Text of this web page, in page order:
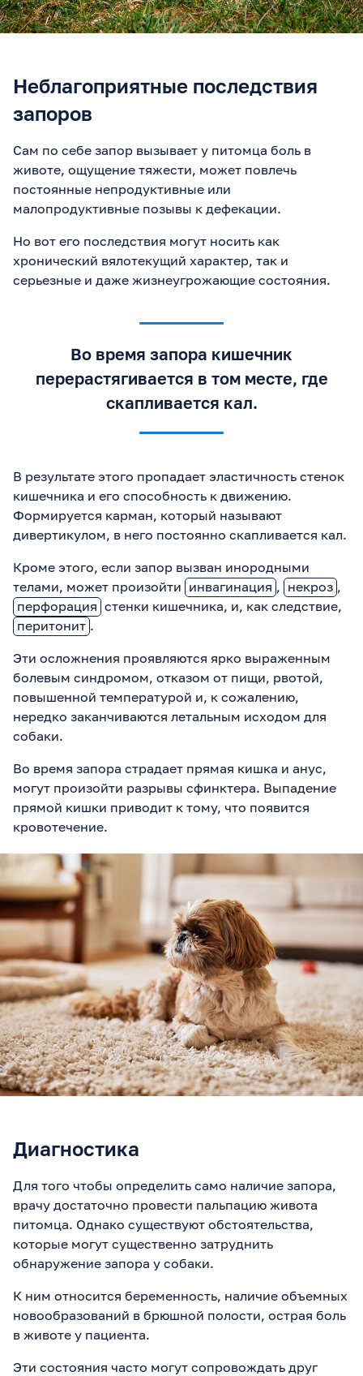
Неблагоприятные последствия
запоров
Сам по себе запор вызывает у питомца боль в
животе, ощущение тяжести, может повлечь
постоянные непродуктивные или
малопродуктивные позывы к дефекации.
Но вот его последствия могут носить как
хронический вялотекущий характер, так и
серьезные и даже жизнеугрожающие состояния.
Во время запора кишечник
перерастягивается в том месте, где
скапливается кал.
В результате этого пропадает эластичность стенок
кишечника и его способность к движению.
Формируется карман, который называют
дивертикулом, в него постоянно скапливается кал.
Кроме этого, если запор вызван инородными
телами, может произойти инвагинация , некроз ,
перфорация стенки кишечника, и, как следствие,
перитонит .
Эти осложнения проявляются ярко выраженным
болевым синдромом, отказом от пищи, рвотой,
повышенной температурой и, к сожалению,
нередко заканчиваются летальным исходом для
собаки.
Во время запора страдает прямая кишка и анус,
могут произойти разрывы сфинктера. Выпадение
прямой кишки приводит к тому, что появится
кровотечение.
Диагностика
Для того чтобы определить само наличие запора,
врачу достаточно провести пальпацию живота
питомца. Однако существуют обстоятельства,
которые могут существенно затруднить
обнаружение запора у собаки.
К ним относится беременность, наличие объемных
новообразований в брюшной полости, острая боль
в животе у пациента.
Эти состояния часто могут сопровождать друг